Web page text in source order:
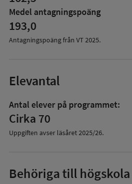
Medel antagningspoäng
193,0
Antagningspoäng från VT 2025.
Elevantal
Antal elever på programmet:
Cirka 70
Uppgiften avser läsåret2025/26.
Behöriga till högskola